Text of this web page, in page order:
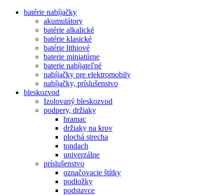
batérie nabíjačky
akumulátory
batérie alkalické
batérie klasické
batérie lithiové
baterie miniatúrne
baterie nabíjateľné
nabíjačky pre elektromobily
nabíjačky, príslušenstvo
bleskozvod
Izolovaný bleskozvod
podpery, držiaky
bramac
držiaky na krov
plochá strecha
tondach
univerzálne
príslušenstvo
označovacie štítky
podložky
podstavce